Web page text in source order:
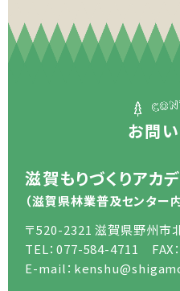
お問
滋賀もりづくりアカ
（滋賀県林業普及センター内
〒520-2321 滋賀県野州市
TEL：077-584-4711 FAX
E-mail：